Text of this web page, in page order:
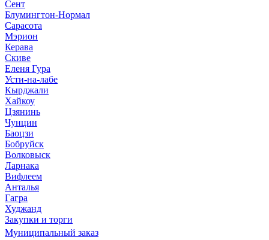
Сент
Блумингтон-Нормал
Сарасота
Мэрион
Керава
Скиве
Еленя Гура
Усти-на-лабе
Кырджали
Хайкоу
Цзянинь
Чунцин
Баоцзи
Бобруйск
Волковыск
Ларнака
Вифлеем
Анталья
Гагра
Худжанд
Закупки и торги
Муниципальный заказ